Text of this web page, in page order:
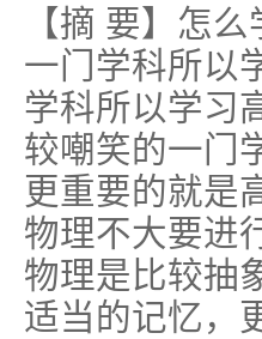
【摘 要】怎
一门学科所以
学科所以学习
较嘲笑的一门
更重要的就是
物理不大要进
物理是比较抽
适当的记忆，